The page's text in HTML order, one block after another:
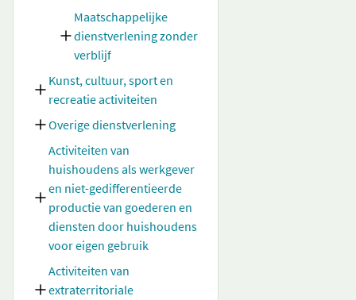
Maatschappelijke
dienstverlening zonder
verblijf
Kunst, cultuur, sport en
recreatie activiteiten
Overige dienstverlening
Activiteiten van
huishoudens als werkgever
en niet-gedifferentieerde
productie van goederen en
diensten door huishoudens
voor eigen gebruik
Activiteiten van
extraterritoriale